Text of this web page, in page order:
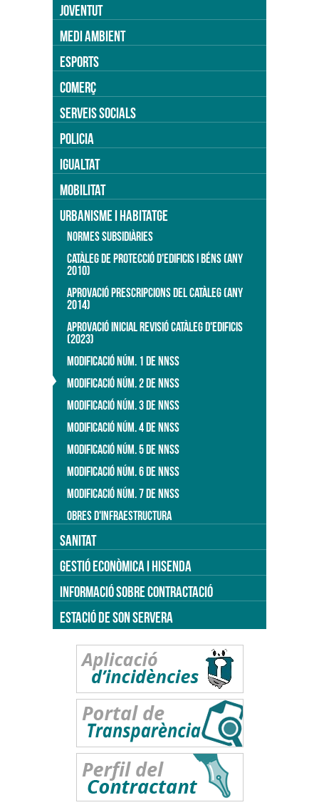
JOVENTUT
MEDI AMBIENT
ESPORTS
COMERÇ
SERVEIS SOCIALS
POLICIA
IGUALTAT
MOBILITAT
URBANISME I HABITATGE
NORMES SUBSIDIÀRIES
CATÀLEG DE PROTECCIÓ D'EDIFICIS I BÉNS (ANY
2010)
APROVACIÓ PRESCRIPCIONS DEL CATÀLEG (ANY
2014)
APROVACIÓ INICIAL REVISIÓ CATÀLEG D'EDIFICIS
(2023)
MODIFICACIÓ NÚM. 1 DE NNSS
MODIFICACIÓ NÚM. 2 DE NNSS
MODIFICACIÓ NÚM. 3 DE NNSS
MODIFICACIÓ NÚM. 4 DE NNSS
MODIFICACIÓ NÚM. 5 DE NNSS
MODIFICACIÓ NÚM. 6 DE NNSS
MODIFICACIÓ NÚM. 7 DE NNSS
OBRES D'INFRAESTRUCTURA
SANITAT
GESTIÓ ECONÒMICA I HISENDA
INFORMACIÓ SOBRE CONTRACTACIÓ
ESTACIÓ DE SON SERVERA